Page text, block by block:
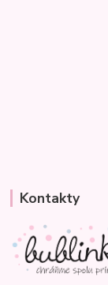
Kontakty